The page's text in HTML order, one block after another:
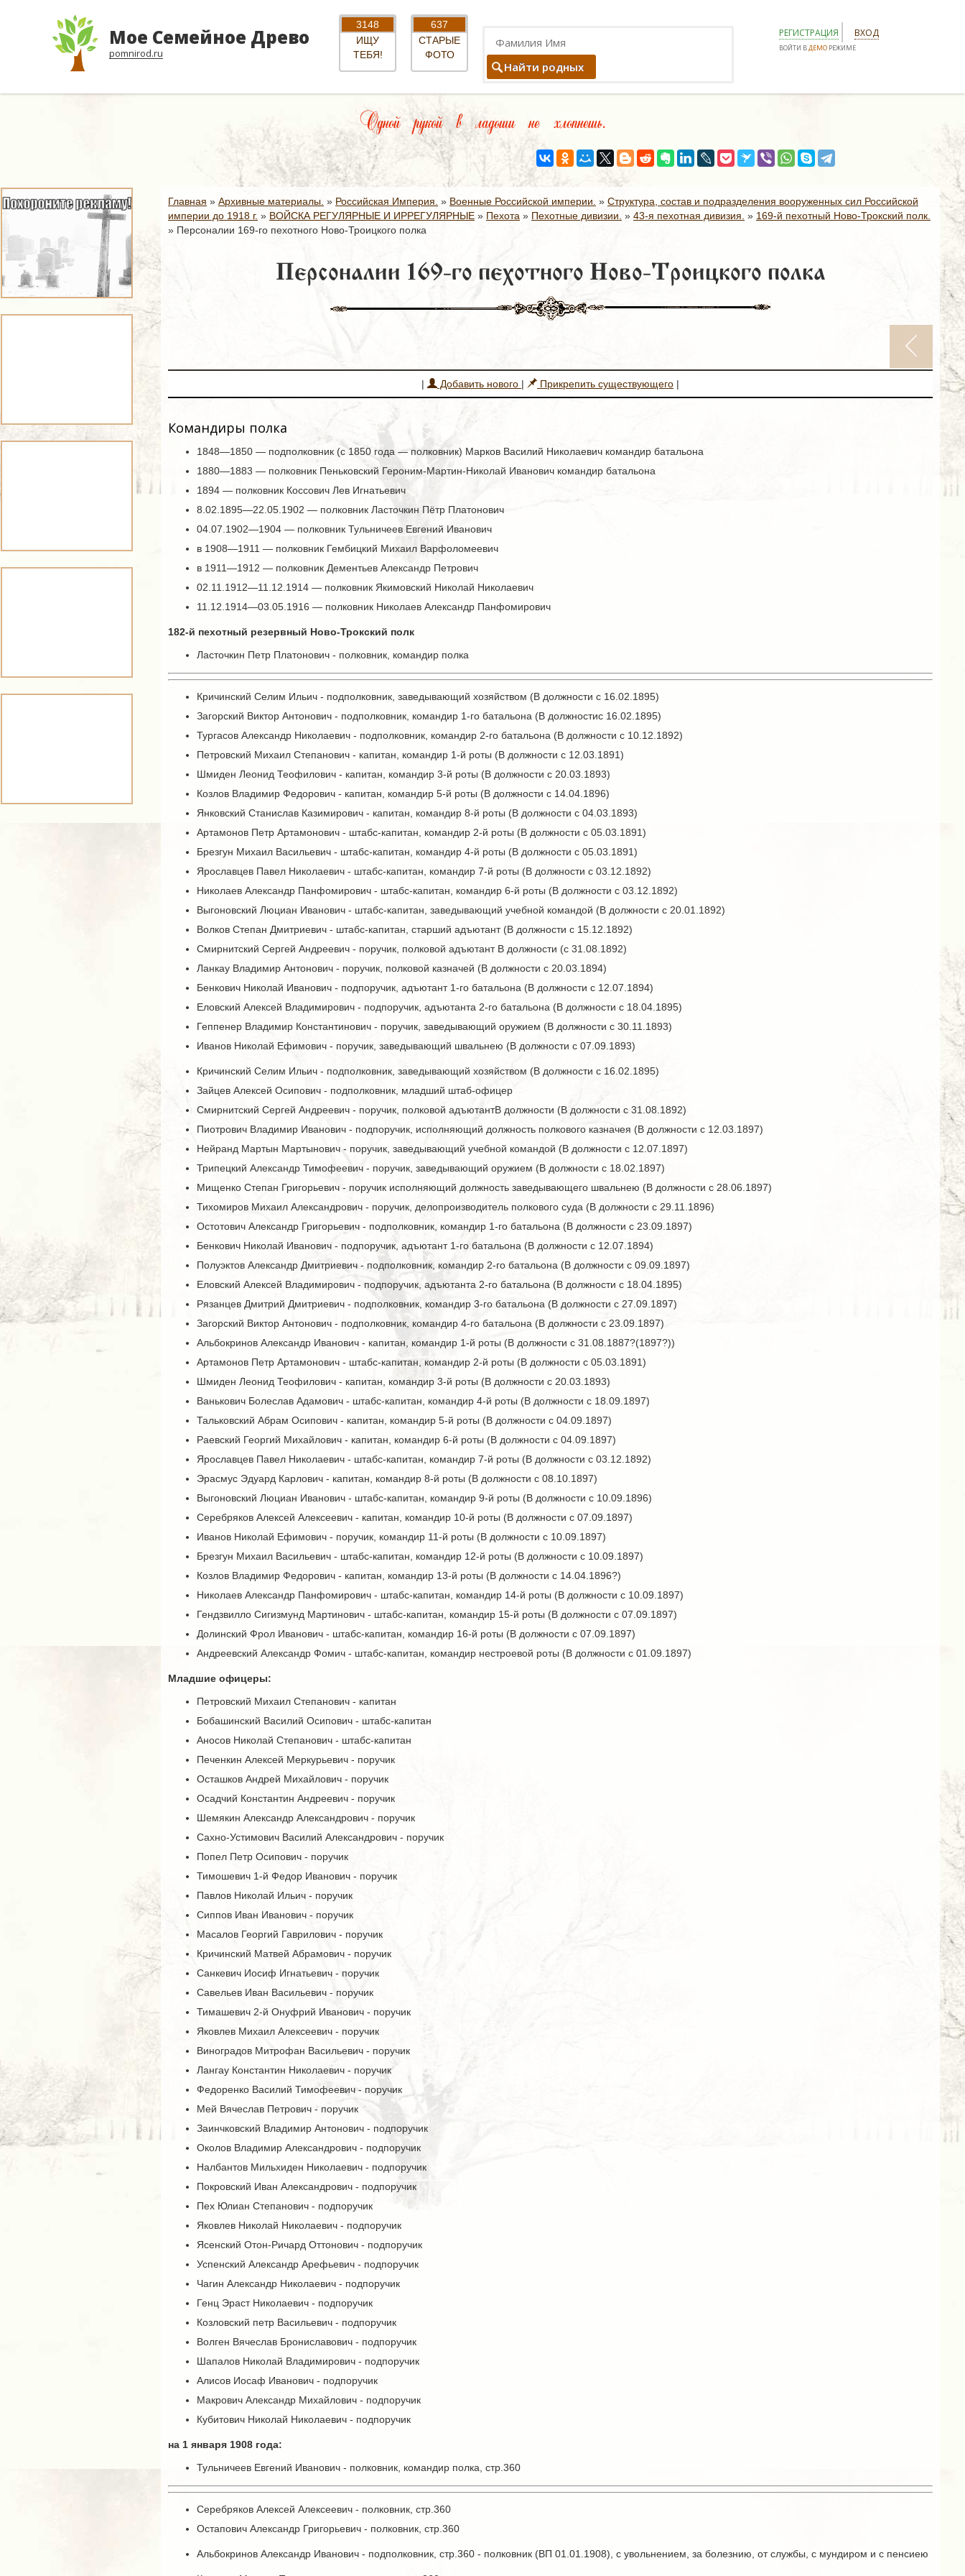
Мое Семейное Древо
pomnirod.ru
3148
ИЩУ
ТЕБЯ!
637
СТАРЫЕ
ФОТО
Найти родных
РЕГИСТРАЦИЯ ВХОД
ВОЙТИ ВДЕМО РЕЖИМЕ
Одной рукой в ладоши не хлопнешь.
Главная » Архивные материалы. » Российская Империя. » Военные Российской империи. » Структура, состав и подразделения вооруженных сил Российской
империи до 1918 г. » ВОЙСКА РЕГУЛЯРНЫЕ И ИРРЕГУЛЯРНЫЕ » Пехота » Пехотные дивизии. » 43-я пехотная дивизия. » 169-й пехотный Ново-Трокский полк.
» Персоналии 169-го пехотного Ново-Троицкого полка
Персоналии 169-го пехотного Ново-Троицкого полка
| Добавить нового | Прикрепить существующего |
Командиры полка
1848—1850 — подполковник (с 1850 года — полковник) Марков Василий Николаевич командир батальона
1880—1883 — полковник Пеньковский Героним-Мартин-Николай Иванович командир батальона
1894 — полковник Коссович Лев Игнатьевич
8.02.1895—22.05.1902 — полковник Ласточкин Пётр Платонович
04.07.1902—1904 — полковник Тульничеев Евгений Иванович
в 1908—1911 — полковник Гембицкий Михаил Варфоломеевич
в 1911—1912 — полковник Дементьев Александр Петрович
02.11.1912—11.12.1914 — полковник Якимовский Николай Николаевич
11.12.1914—03.05.1916 — полковник Николаев Александр Панфомирович
182-й пехотный резервный Ново-Трокский полк
Ласточкин Петр Платонович - полковник, командир полка
Кричинский Селим Ильич - подполковник, заведывающий хозяйством (В должности с 16.02.1895)
Загорский Виктор Антонович - подполковник, командир 1-го батальона (В должностис 16.02.1895)
Тургасов Александр Николаевич - подполковник, командир 2-го батальона (В должности с 10.12.1892)
Петровский Михаил Степанович - капитан, командир 1-й роты (В должности с 12.03.1891)
Шмиден Леонид Теофилович - капитан, командир 3-й роты (В должности с 20.03.1893)
Козлов Владимир Федорович - капитан, командир 5-й роты (В должности с 14.04.1896)
Янковский Станислав Казимирович - капитан, командир 8-й роты (В должности с 04.03.1893)
Артамонов Петр Артамонович - штабс-капитан, командир 2-й роты (В должности с 05.03.1891)
Брезгун Михаил Васильевич - штабс-капитан, командир 4-й роты (В должности с 05.03.1891)
Ярославцев Павел Николаевич - штабс-капитан, командир 7-й роты (В должности с 03.12.1892)
Николаев Александр Панфомирович - штабс-капитан, командир 6-й роты (В должности с 03.12.1892)
Выгоновский Люциан Иванович - штабс-капитан, заведывающий учебной командой (В должности с 20.01.1892)
Волков Степан Дмитриевич - штабс-капитан, старший адъютант (В должности с 15.12.1892)
Смирнитский Сергей Андреевич - поручик, полковой адъютант В должности (с 31.08.1892)
Ланкау Владимир Антонович - поручик, полковой казначей (В должности с 20.03.1894)
Бенкович Николай Иванович - подпоручик, адъютант 1-го батальона (В должности с 12.07.1894)
Еловский Алексей Владимирович - подпоручик, адъютанта 2-го батальона (В должности с 18.04.1895)
Геппенер Владимир Константинович - поручик, заведывающий оружием (В должности с 30.11.1893)
Иванов Николай Ефимович - поручик, заведывающий швальнею (В должности с 07.09.1893)
Кричинский Селим Ильич - подполковник, заведывающий хозяйством (В должности с 16.02.1895)
Зайцев Алексей Осипович - подполковник, младший штаб-офицер
Смирнитский Сергей Андреевич - поручик, полковой адъютантВ должности (В должности с 31.08.1892)
Пиотрович Владимир Иванович - подпоручик, исполняющий должность полкового казначея (В должности с 12.03.1897)
Нейранд Мартын Мартынович - поручик, заведывающий учебной командой (В должности с 12.07.1897)
Трипецкий Александр Тимофеевич - поручик, заведывающий оружием (В должности с 18.02.1897)
Мищенко Степан Григорьевич - поручик исполняющий должность заведывающего швальнею (В должности с 28.06.1897)
Тихомиров Михаил Александрович - поручик, делопроизводитель полкового суда (В должности с 29.11.1896)
Остотович Александр Григорьевич - подполковник, командир 1-го батальона (В должности с 23.09.1897)
Бенкович Николай Иванович - подпоручик, адъютант 1-го батальона (В должности с 12.07.1894)
Полуэктов Александр Дмитриевич - подполковник, командир 2-го батальона (В должности с 09.09.1897)
Еловский Алексей Владимирович - подпоручик, адъютанта 2-го батальона (В должности с 18.04.1895)
Рязанцев Дмитрий Дмитриевич - подполковник, командир 3-го батальона (В должности с 27.09.1897)
Загорский Виктор Антонович - подполковник, командир 4-го батальона (В должности с 23.09.1897)
Альбокринов Александр Иванович - капитан, командир 1-й роты (В должности с 31.08.1887?(1897?))
Артамонов Петр Артамонович - штабс-капитан, командир 2-й роты (В должности с 05.03.1891)
Шмиден Леонид Теофилович - капитан, командир 3-й роты (В должности с 20.03.1893)
Ванькович Болеслав Адамович - штабс-капитан, командир 4-й роты (В должности с 18.09.1897)
Тальковский Абрам Осипович - капитан, командир 5-й роты (В должности с 04.09.1897)
Раевский Георгий Михайлович - капитан, командир 6-й роты (В должности с 04.09.1897)
Ярославцев Павел Николаевич - штабс-капитан, командир 7-й роты (В должности с 03.12.1892)
Эрасмус Эдуард Карлович - капитан, командир 8-й роты (В должности с 08.10.1897)
Выгоновский Люциан Иванович - штабс-капитан, командир 9-й роты (В должности с 10.09.1896)
Серебряков Алексей Алексеевич - капитан, командир 10-й роты (В должности с 07.09.1897)
Иванов Николай Ефимович - поручик, командир 11-й роты (В должности с 10.09.1897)
Брезгун Михаил Васильевич - штабс-капитан, командир 12-й роты (В должности с 10.09.1897)
Козлов Владимир Федорович - капитан, командир 13-й роты (В должности с 14.04.1896?)
Николаев Александр Панфомирович - штабс-капитан, командир 14-й роты (В должности с 10.09.1897)
Гендзвилло Сигизмунд Мартинович - штабс-капитан, командир 15-й роты (В должности с 07.09.1897)
Долинский Фрол Иванович - штабс-капитан, командир 16-й роты (В должности с 07.09.1897)
Андреевский Александр Фомич - штабс-капитан, командир нестроевой роты (В должности с 01.09.1897)
Младшие офицеры:
Петровский Михаил Степанович - капитан
Бобашинский Василий Осипович - штабс-капитан
Аносов Николай Степанович - штабс-капитан
Печенкин Алексей Меркурьевич - поручик
Осташков Андрей Михайлович - поручик
Осадчий Константин Андреевич - поручик
Шемякин Александр Александрович - поручик
Сахно-Устимович Василий Александрович - поручик
Попел Петр Осипович - поручик
Тимошевич 1-й Федор Иванович - поручик
Павлов Николай Ильич - поручик
Сиппов Иван Иванович - поручик
Масалов Георгий Гаврилович - поручик
Кричинский Матвей Абрамович - поручик
Санкевич Иосиф Игнатьевич - поручик
Савельев Иван Васильевич - поручик
Тимашевич 2-й Онуфрий Иванович - поручик
Яковлев Михаил Алексеевич - поручик
Виноградов Митрофан Васильевич - поручик
Лангау Константин Николаевич - поручик
Федоренко Василий Тимофеевич - поручик
Мей Вячеслав Петрович - поручик
Заинчковский Владимир Антонович - подпоручик
Околов Владимир Александрович - подпоручик
Налбантов Мильхиден Николаевич - подпоручик
Покровский Иван Александрович - подпоручик
Пех Юлиан Степанович - подпоручик
Яковлев Николай Николаевич - подпоручик
Ясенский Отон-Ричард Оттонович - подпоручик
Успенский Александр Арефьевич - подпоручик
Чагин Александр Николаевич - подпоручик
Генц Эраст Николаевич - подпоручик
Козловский петр Васильевич - подпоручик
Волген Вячеслав Брониславович - подпоручик
Шапалов Николай Владимирович - подпоручик
Алисов Иосаф Иванович - подпоручик
Макрович Александр Михайлович - подпоручик
Кубитович Николай Николаевич - подпоручик
на 1 января 1908 года:
Тульничеев Евгений Иванович - полковник, командир полка, стр.360
Серебряков Алексей Алексеевич - полковник, стр.360
Остапович Александр Григорьевич - полковник, стр.360
Альбокринов Александр Иванович - подполковник, стр.360 - полковник (ВП 01.01.1908), с увольнением, за болезнию, от службы, с мундиром и с пенсиею